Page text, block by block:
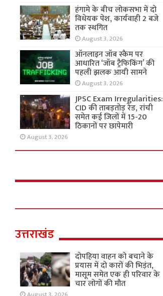
हंगामे के बीच लोकसभा में दो
विधेयक पेश, कार्यवाही 2 बजे
तक स्थगित
August 3, 2026
ऑनलाइन जॉब स्कैम पर
आधारित ‘जॉब ट्रैफिकिंग’ की
पहली झलक आयी सामने
August 3, 2026
JPSC Exam Irregularities:
CID की ताबड़तोड़ रेड, रांची
समेत कई जिलों में 15-20
ठिकानों पर छापेमारी
August 3, 2026
उत्तराखंड
दोपहिया वाहन को बचाने के
प्रयास में दो कारों की भिड़ंत,
मासूम समेत एक ही परिवार के
चार लोगों की मौत